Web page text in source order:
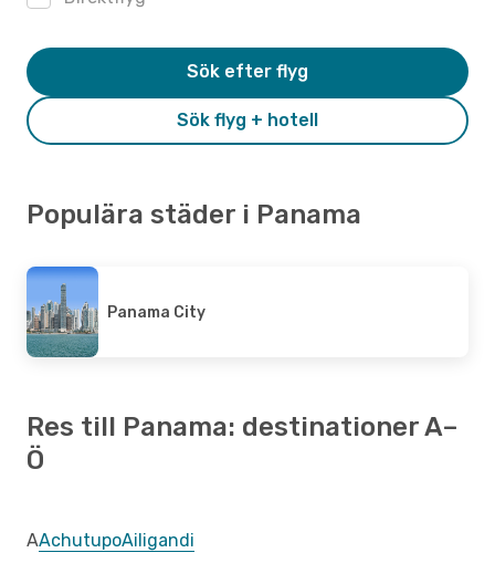
Sök flyg + hotell
Sök efter flyg
Populära städer i Panama
Panama City
Res till Panama: destinationer A–
Ö
AAchutupoAiligandi